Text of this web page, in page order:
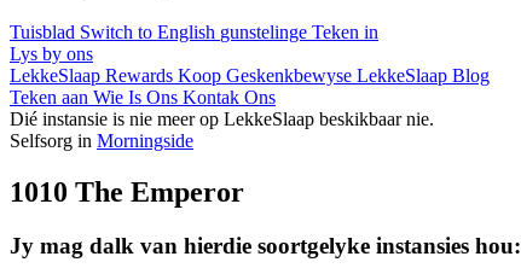
Tuisblad Switch to English gunstelinge Teken in
Lys by ons
LekkeSlaap Rewards Koop Geskenkbewyse LekkeSlaap Blog
Teken aan Wie Is Ons Kontak Ons
Dié instansie is nie meer op LekkeSlaap beskikbaar nie.
Selfsorg in Morningside
1010 The Emperor
Jy mag dalk van hierdie soortgelyke instansies hou: